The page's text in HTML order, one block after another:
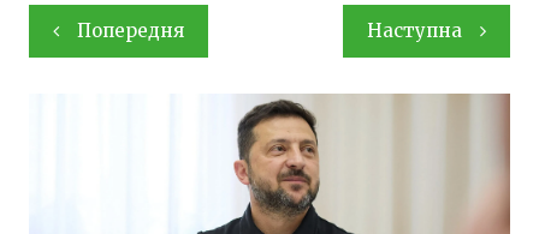
Навігація
записів
Попередня Наступна